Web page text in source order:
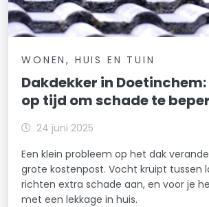
WONEN, HUIS EN TUIN
Dakdekker in
op tijd om schade te
24 juni 2025
Een klein probleem op het dak
grote kostenpost. Vocht kruipt tussen
richten extra schade aan, en voor je
met een lekkage in huis.